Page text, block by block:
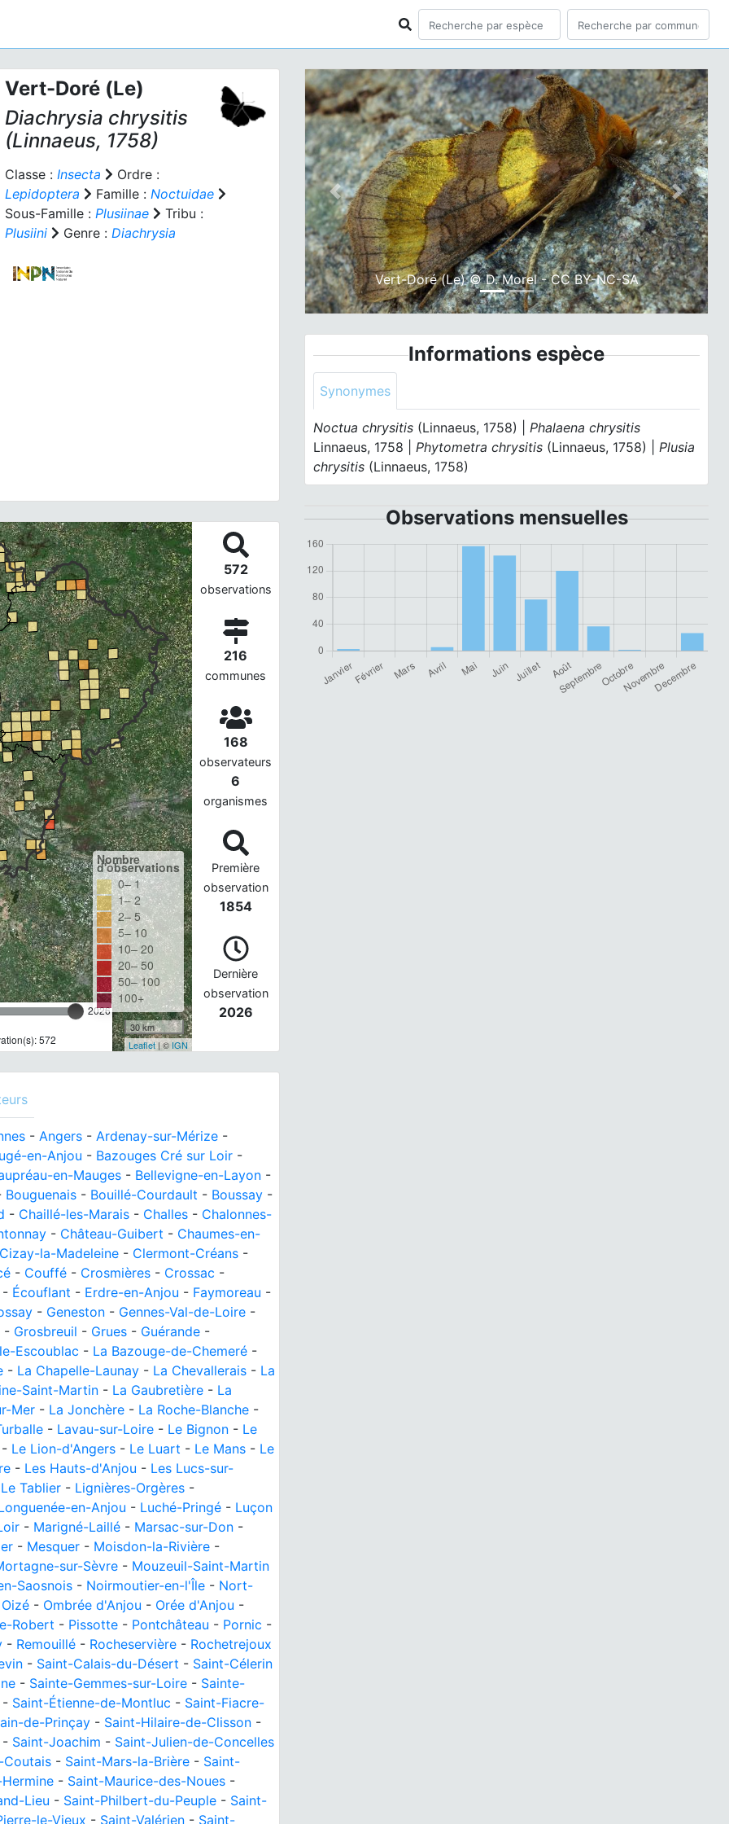
Vert-Doré (Le)
Diachrysia chrysitis
(Linnaeus, 1758)
Classe : Insecta
Ordre :
Lepidoptera
Famille : Noctuidae
Sous-Famille : Plusiinae
Tribu :
Plusiini
Genre : Diachrysia
2026
572
Nombre
d'observations
0– 1
1– 2
2– 5
5– 10
10– 20
20– 50
50– 100
100+
30 km
Leaflet| © IGN
572
observations
216
communes
168
observateurs
6
organismes
Première
observation
1854
Dernière
observation
2026
- Angers - Ardenay-sur-Mérize -
en-Anjou - Bazouges Cré sur Loir -
en-Mauges - Bellevigne-en-Layon -
Bouguenais - Bouillé-Courdault - Boussay -
- Chaillé-les-Marais - Challes - Chalonnes-
- Château-Guibert - Chaumes-en-
Cizay-la-Madeleine - Clermont-Créans -
- Couffé - Crosmières - Crossac -
Écouflant - Erdre-en-Anjou - Faymoreau -
- Geneston - Gennes-Val-de-Loire -
- Grosbreuil - Grues - Guérande -
Escoublac - La Bazouge-de-Chemeré -
- La Chapelle-Launay - La Chevallerais - La
Saint-Martin - La Gaubretière - La
Mer - La Jonchère - La Roche-Blanche -
- Lavau-sur-Loire - Le Bignon - Le
Le Lion-d'Angers - Le Luart - Le Mans - Le
- Les Hauts-d'Anjou - Les Lucs-sur-
Le Tablier - Lignières-Orgères -
en-Anjou - Luché-Pringé - Luçon
- Marigné-Laillé - Marsac-sur-Don -
- Mesquer - Moisdon-la-Rivière -
sur-Sèvre - Mouzeuil-Saint-Martin
Saosnois - Noirmoutier-en-l'Île - Nort-
Oizé - Ombrée d'Anjou - Orée d'Anjou -
Robert - Pissotte - Pontchâteau - Pornic -
- Remouillé - Rocheservière - Rochetrejoux
- Saint-Calais-du-Désert - Saint-Célerin
- Sainte-Gemmes-sur-Loire - Sainte-
Saint-Étienne-de-Montluc - Saint-Fiacre-
de-Prinçay - Saint-Hilaire-de-Clisson -
Saint-Joachim - Saint-Julien-de-Concelles
- Saint-Mars-la-Brière - Saint-
- Saint-Maurice-des-Noues -
Lieu - Saint-Philbert-du-Peuple - Saint-
le-Vieux - Saint-Valérien - Saint-
Vert-Doré (Le) © D. Morel - CC BY-NC-SA
Previous Next
Informations espèce
Synonymes
Noctua chrysitis (Linnaeus, 1758) |Phalaena chrysitis
Linnaeus, 1758 |Phytometra chrysitis (Linnaeus, 1758) |Plusia
chrysitis (Linnaeus, 1758)
Observations mensuelles